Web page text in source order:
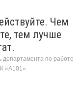
Чем
тем лучше
департамента по работе
«А101»